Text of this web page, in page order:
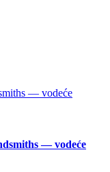
— vodeće
— vodeće